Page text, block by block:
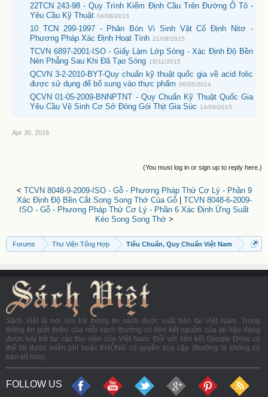
22TCN 243-98 - Quy Trình Kiểm Định Cầu Trên Đường Ô Tô -
Yêu Cầu Kỹ Thuật 04/08/2015
10 TCN 299-1997 - Phân Bón Vi Sinh Vật Cố Định Nitơ -
Phương Pháp Xác Định Hoạt Tính 21/08/2015
TCVN 6897-2001-ISO - Giấy Làm Lớp Sóng - Xác Định Độ Bền
Nén Phẳng Sau Khi Đã Tạo Sóng 18/11/2015
QCVN 3-2-2010-BYT-Quy chuẩn kỹ thuật quốc gia về acid folic
được sử dụng để bổ sung vào thực phẩm 06/05/2014
QCVN 01-05-2009-BNNPTNT - Quy Chuẩn Kỹ Thuật Quốc Gia
Yêu Cầu Vệ Sinh Cơ Sở Đóng Gói Thịt Gia Súc
14/09/2015
Apr 30, 2016
(You must log in or sign up to reply here.)
< TCVN 8048-9-2009-ISO - Gỗ - Phương Pháp Thử Cơ Lý - Phần 9
Xác Định Độ Bền Cắt Song Song Thớ Của Gỗ| TCVN 8048-6-2009-
ISO - Gỗ - Phương Pháp Thử Cơ Lý - Phần 6 Xác Định Ứng Suất
Kéo Song Song Thớ>
Forums Thư Viện Tổng Hợp Tiêu Chuẩn, Quy Chuẩn Việt Nam
Sách Việt là nơi lưu trữ thông tin sách được xuất bản tại Việt Nam. Trong
thông tin giới thiệu của mỗi sách thường có liên kết nguồn của tài liệu đang
được lưu trữ tại các thư viện của Việt Nam. Đối với liên kết Google Drive có
thể tải được miễn phí hoặc KHÔNG có quyền truy cập (thường là không có
bản số hóa).
FOLLOW US